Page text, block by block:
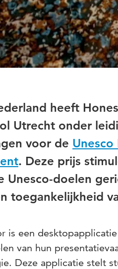
heeft
Utrecht onder
voor de Unesco
. Deze prijs
Unesco-doelen
toegankelijkheid
is een
van hun
Deze applicatie stelt